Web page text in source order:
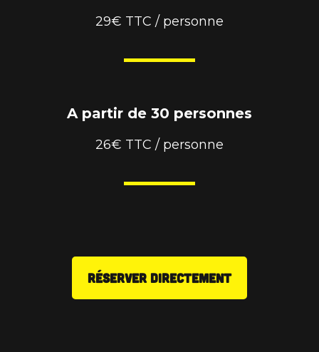
29€ TTC / personne
A partir de 30 personnes
26€ TTC / personne
RÉSERVER DIRECTEMENT